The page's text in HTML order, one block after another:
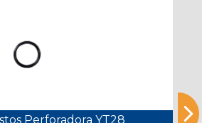
Perforadora YT28